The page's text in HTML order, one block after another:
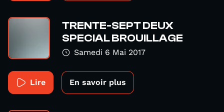
TRENTE-SEPT DEUX
SPECIAL BROUILLAGE
Samedi 6 Mai 2017
Lire En savoir plus